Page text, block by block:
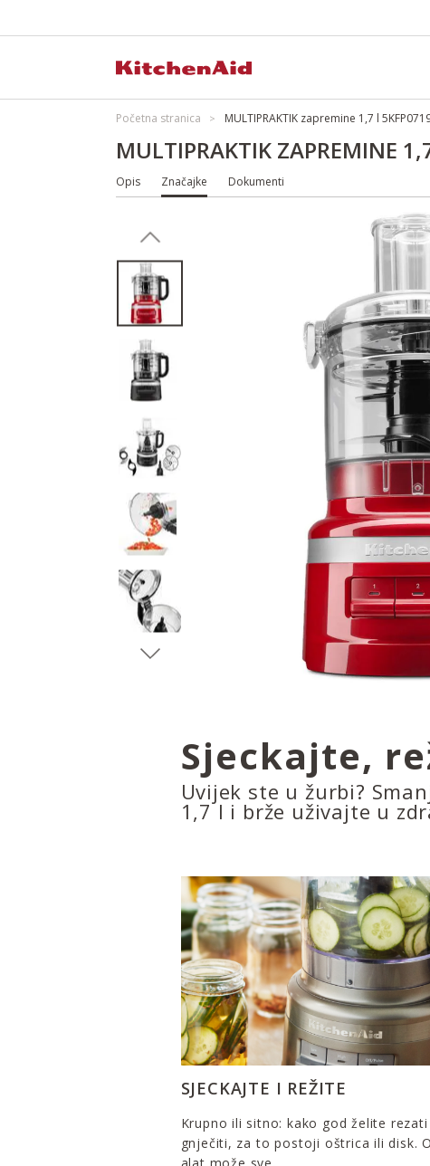
Početna stranica MULTIPRAKTIK zapremine 1,7 l
MULTIPRAKTIK ZAPREMINE
Opis Značajke Dokumenti
Sjeckajte,
Uvijek ste u žurbi?
1,7 l i brže uživajte u
SJECKAJTE I REŽITE
Krupno ili sitno: kako god želite rezati
gnječiti, za to postoji oštrica ili disk.